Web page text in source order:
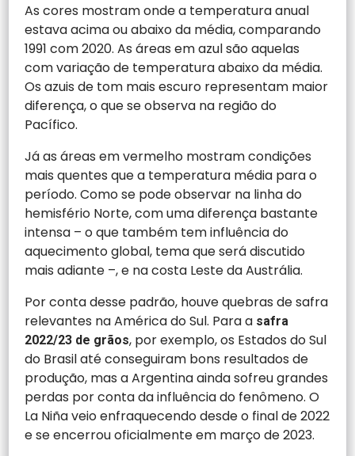
As cores mostram onde a temperatura anual
estava acima ou abaixo da média, comparando
1991 com 2020. As áreas em azul são aquelas
com variação de temperatura abaixo da média.
Os azuis de tom mais escuro representam maior
diferença, o que se observa na região do
Pacífico.
Já as áreas em vermelho mostram condições
mais quentes que a temperatura média para o
período. Como se pode observar na linha do
hemisfério Norte, com uma diferença bastante
intensa – o que também tem influência do
aquecimento global, tema que será discutido
mais adiante –, e na costa Leste da Austrália.
Por conta desse padrão, houve quebras de safra
relevantes na América do Sul. Para a safra
2022/23 de grãos, por exemplo, os Estados do Sul
do Brasil até conseguiram bons resultados de
produção, mas a Argentina ainda sofreu grandes
perdas por conta da influência do fenômeno. O
La Niña veio enfraquecendo desde o final de 2022
e se encerrou oficialmente em março de 2023.